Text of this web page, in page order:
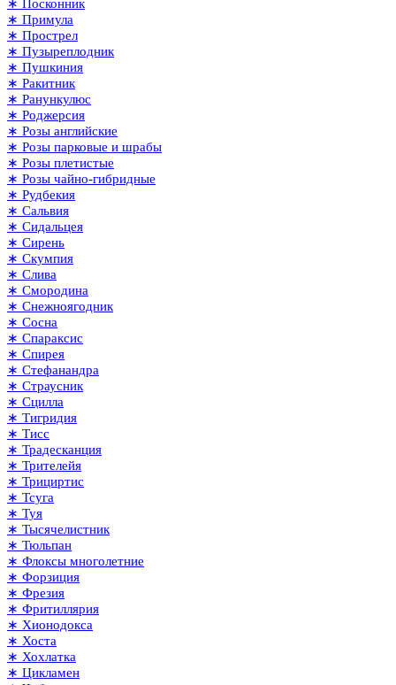
∗ Посконник
∗ Примула
∗ Прострел
∗ Пузыреплодник
∗ Пушкиния
∗ Ракитник
∗ Ранункулюс
∗ Роджерсия
∗ Розы английские
∗ Розы парковые и шрабы
∗ Розы плетистые
∗ Розы чайно-гибридные
∗ Рудбекия
∗ Сальвия
∗ Сидальцея
∗ Сирень
∗ Скумпия
∗ Слива
∗ Смородина
∗ Снежноягодник
∗ Сосна
∗ Спараксис
∗ Спирея
∗ Стефанандра
∗ Страусник
∗ Сцилла
∗ Тигридия
∗ Тисс
∗ Традесканция
∗ Трителейя
∗ Трициртис
∗ Тсуга
∗ Туя
∗ Тысячелистник
∗ Тюльпан
∗ Флоксы многолетние
∗ Форзиция
∗ Фрезия
∗ Фритиллярия
∗ Хионодокса
∗ Хоста
∗ Хохлатка
∗ Цикламен